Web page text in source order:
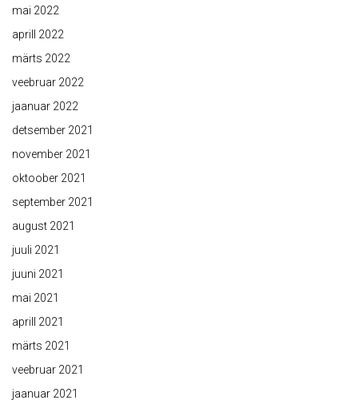
mai 2022
aprill 2022
märts 2022
veebruar 2022
jaanuar 2022
detsember 2021
november 2021
oktoober 2021
september 2021
august 2021
juuli 2021
juuni 2021
mai 2021
aprill 2021
märts 2021
veebruar 2021
jaanuar 2021